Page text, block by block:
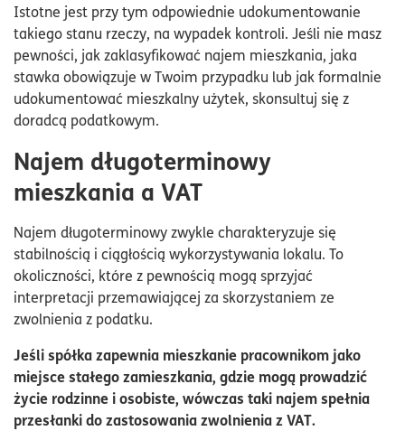
Istotne jest przy tym odpowiednie udokumentowanie
takiego stanu rzeczy, na wypadek kontroli. Jeśli nie masz
pewności, jak zaklasyfikować najem mieszkania, jaka
stawka obowiązuje w Twoim przypadku lub jak formalnie
udokumentować mieszkalny użytek, skonsultuj się z
doradcą podatkowym.
Najem długoterminowy
mieszkania a VAT
Najem długoterminowy zwykle charakteryzuje się
stabilnością i ciągłością wykorzystywania lokalu. To
okoliczności, które z pewnością mogą sprzyjać
interpretacji przemawiającej za skorzystaniem ze
zwolnienia z podatku.
Jeśli spółka zapewnia mieszkanie pracownikom jako
miejsce stałego zamieszkania, gdzie mogą prowadzić
życie rodzinne i osobiste, wówczas taki najem spełnia
przesłanki do zastosowania zwolnienia z VAT.